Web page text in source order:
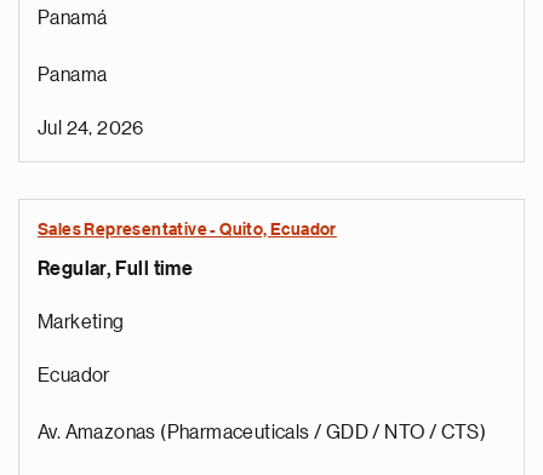
Panamá
Panama
Jul 24, 2026
Sales Representative - Quito, Ecuador
Regular, Full time
Marketing
Ecuador
Av. Amazonas (Pharmaceuticals / GDD / NTO / CTS)